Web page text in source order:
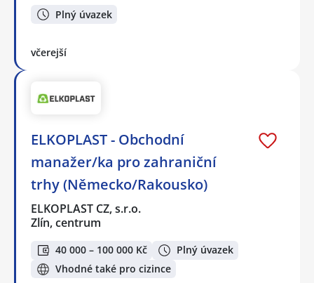
Plný úvazek
včerejší
ELKOPLAST - Obchodní
manažer/ka pro zahraniční
trhy (Německo/Rakousko)
ELKOPLAST CZ, s.r.o.
Zlín, centrum
40 000 – 100 000 Kč
Plný úvazek
Vhodné také pro cizince